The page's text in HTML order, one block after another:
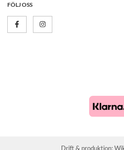
FÖLJ OSS
Drift & produktion: